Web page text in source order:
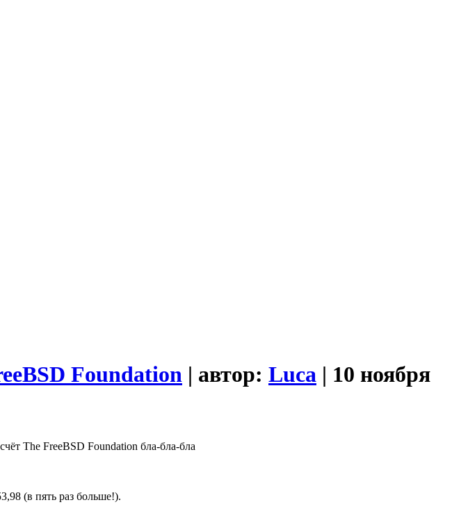
Foundation | автор: Luca | 10 ноября
The FreeBSD Foundation бла-бла-бла
(в пять раз больше!).